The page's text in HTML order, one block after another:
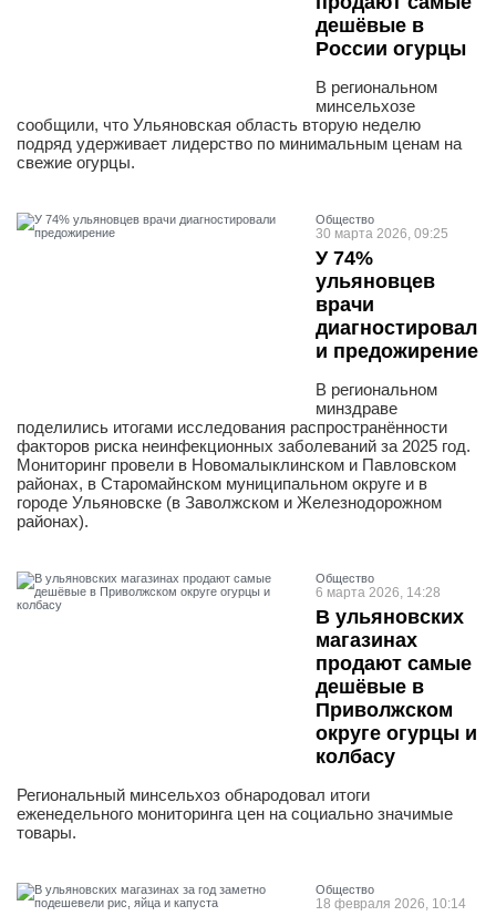
дешёвые в
России огурцы
В региональном
минсельхозе
сообщили, что Ульяновская область вторую неделю
подряд удерживает лидерство по минимальным ценам на
свежие огурцы.
Общество
30 марта 2026, 09:25
У 74%
ульяновцев
врачи
диагностировал
и предожирение
В региональном
минздраве
поделились итогами исследования распространённости
факторов риска неинфекционных заболеваний за 2025 год.
Мониторинг провели в Новомалыклинском и Павловском
районах, в Старомайнском муниципальном округе и в
городе Ульяновске (в Заволжском и Железнодорожном
районах).
Общество
6 марта 2026, 14:28
В ульяновских
магазинах
продают самые
дешёвые в
Приволжском
округе огурцы и
колбасу
Региональный минсельхоз обнародовал итоги
еженедельного мониторинга цен на социально значимые
товары.
Общество
18 февраля 2026, 10:14